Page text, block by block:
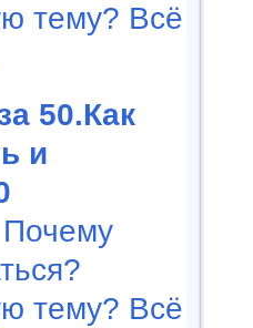
тему? Всё
50.Как
и
тему? Всё